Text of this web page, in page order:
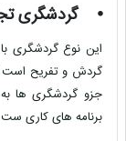
⦁ گردشگری
این نوع گردشگری
گردش و تفریح است
جزو گردشگری ها
برنامه های کاری